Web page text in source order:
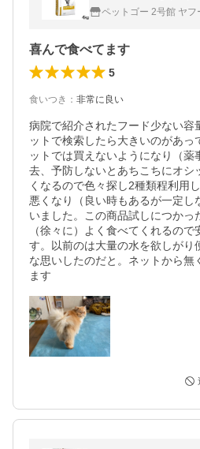
ペットゴー 2号館 ヤフ
喜んで食べてます
5
食いつき ： 非常に良い
病院で紹介されたフード少ない容
ットで検索したら大きいのがあっ
ットでは買えないようになり（薬
去、予防しないとあちこちにオシ
くなるので色々探し2種類程利用
悪くなり（良い時もあるが一定し
いました。この商品試しにつかっ
（徐々に）よく食べてくれるの
す。以前のは大量の水を欲しがり
な思いしたのだと。ネットから無